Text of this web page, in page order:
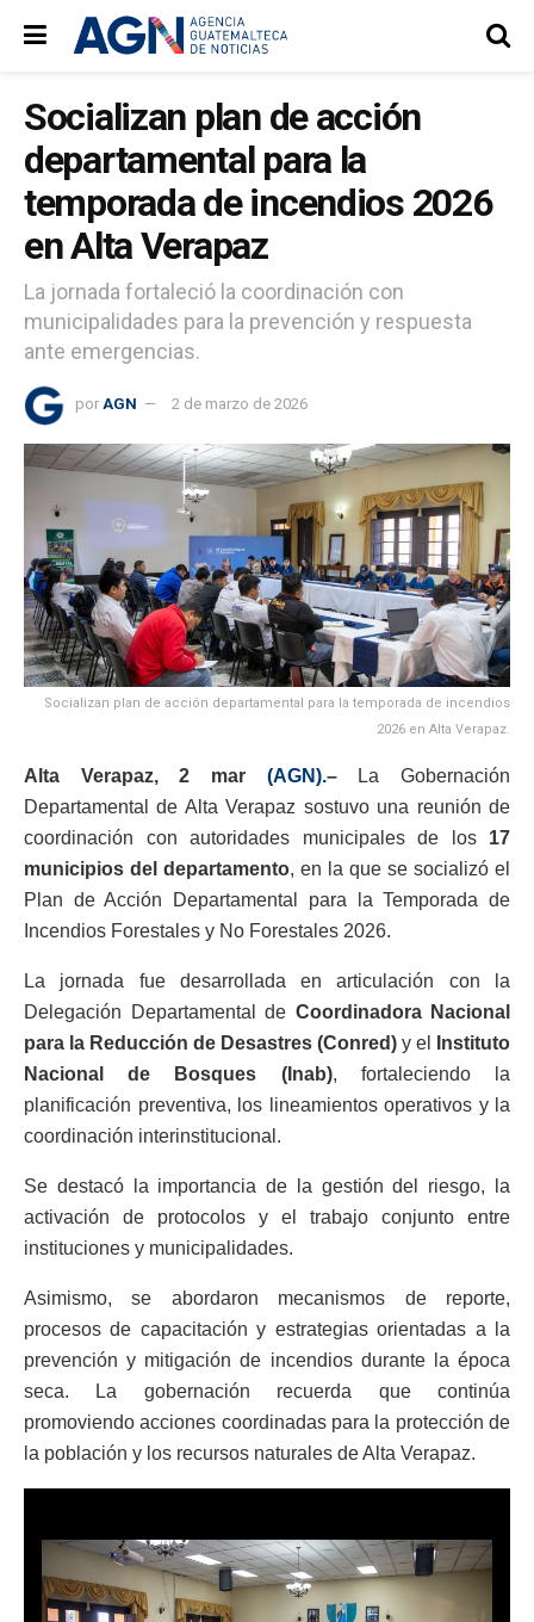
Socializan plan de acción
departamental para la
temporada de incendios 2026
en Alta Verapaz
La jornada fortaleció la coordinación con
municipalidades para la prevención y respuesta
ante emergencias.
por AGN 2 de marzo de 2026
Socializan plan de acción departamental para la temporada de incendios
2026 en Alta Verapaz.
Alta Verapaz, 2 mar (AGN).–La Gobernación
Departamental de Alta Verapaz sostuvo una reunión de
coordinación con autoridades municipales de los 17
municipios del departamento, en la que se socializó el
Plan de Acción Departamental para la Temporada de
Incendios Forestales y No Forestales 2026.
La jornada fue desarrollada en articulación con la
Delegación Departamental de Coordinadora Nacional
para la Reducción de Desastres (Conred) y el
Instituto
Nacional de Bosques (Inab), fortaleciendo la
planificación preventiva, los lineamientos operativos y la
coordinación interinstitucional.
Se destacó la importancia de la gestión del riesgo, la
activación de protocolos y el trabajo conjunto entre
instituciones y municipalidades.
Asimismo, se abordaron mecanismos de reporte,
procesos de capacitación y estrategias orientadas a la
prevención y mitigación de incendios durante la época
seca. La gobernación recuerda que continúa
promoviendo acciones coordinadas para la protección de
la población y los recursos naturales de Alta Verapaz.